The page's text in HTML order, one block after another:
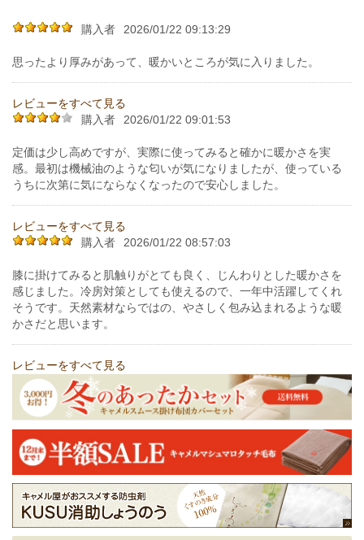
購入者 2026/01/22 09:13:29
思ったより厚みがあって、暖かいところが気に入りました。
レビューをすべて見る
購入者
2026/01/22 09:01:53
定価は少し高めですが、実際に使ってみると確かに暖かさを実
感。最初は機械油のような匂いが気になりましたが、使っている
うちに次第に気にならなくなったので安心しました。
レビューをすべて見る
購入者
2026/01/22 08:57:03
膝に掛けてみると肌触りがとても良く、じんわりとした暖かさを
感じました。冷房対策としても使えるので、一年中活躍してくれ
そうです。天然素材ならではの、やさしく包み込まれるような暖
かさだと思います。
レビューをすべて見る